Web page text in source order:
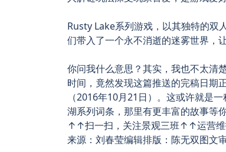
Rusty Lake系列游戏，以其独特的双
们带入了一个永不消逝的迷雾世界，
你问我什么意思？其实，我也不太清
时间，竟然发现这篇推送的完稿日
（2016年10月21日）。这或许就是
湖系列词条，那里有更丰富的故事等你
↑↑扫一扫，关注景观三班↑↑运营维
来源：刘春莹编辑排版：陈无双图文